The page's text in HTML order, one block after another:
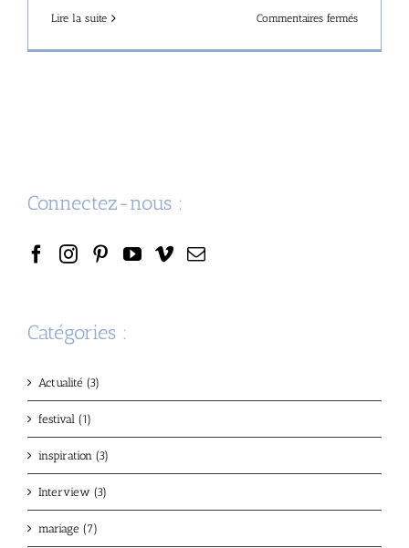
Lire la suite Commentaires ferméssur
Connectez-nous :
Catégories :
Actualité (3)
festival (1)
inspiration (3)
Interview (3)
mariage (7)